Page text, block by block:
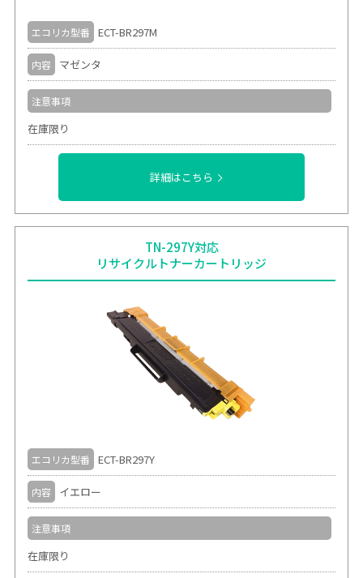
エコリカ型番 ECT-BR297M
内容 マゼンタ
注意事項
在庫限り
詳細はこちら
TN-297Y対応
リサイクルトナーカートリッジ
エコリカ型番 ECT-BR297Y
内容 イエロー
注意事項
在庫限り